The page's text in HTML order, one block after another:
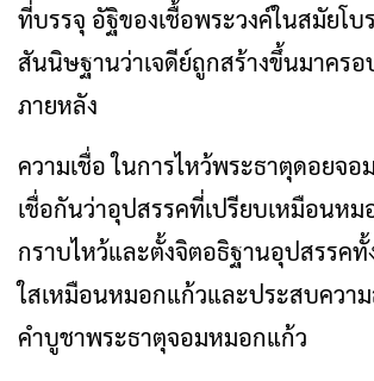
ที่บรรจุ อัฐิของเชื้อพระวงค์ในสมัยโบ
สันนิษฐานว่าเจดีย์ถูกสร้างขึ้นมาคร
ภายหลัง
ความเชื่อ ในการไหว้พระธาตุดอยจ
เชื่อกันว่าอุปสรรคที่เปรียบเหมือนห
กราบไหว้และตั้งจิตอธิฐานอุปสรรคทั้
ใสเหมือนหมอกแก้วและประสบความ
คำบูชาพระธาตุจอมหมอกแก้ว